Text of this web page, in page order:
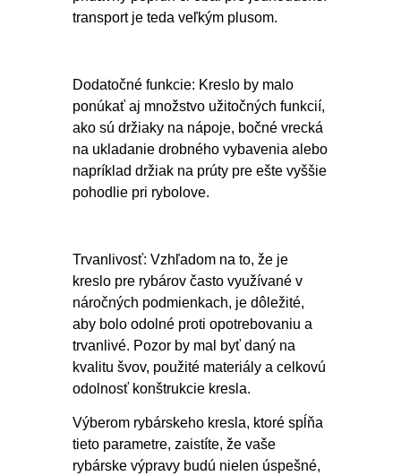
transport je teda veľkým plusom.
Dodatočné funkcie: Kreslo by malo
ponúkať aj množstvo užitočných funkcií,
ako sú držiaky na nápoje, bočné vrecká
na ukladanie drobného vybavenia alebo
napríklad držiak na prúty pre ešte vyššie
pohodlie pri rybolove.
Trvanlivosť: Vzhľadom na to, že je
kreslo pre rybárov často využívané v
náročných podmienkach, je dôležité,
aby bolo odolné proti opotrebovaniu a
trvanlivé. Pozor by mal byť daný na
kvalitu švov, použité materiály a celkovú
odolnosť konštrukcie kresla.
Výberom rybárskeho kresla, ktoré spĺňa
tieto parametre, zaistíte, že vaše
rybárske výpravy budú nielen úspešné,